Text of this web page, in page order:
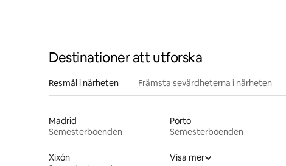
Destinationer att utforska
Resmål i närheten Främsta sevärdheterna i närheten
Madrid
Semesterboenden
Porto
Semesterboenden
Xixón
Visa mer